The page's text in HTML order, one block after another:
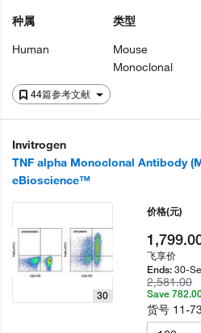
44篇参考文献
种属
Human
类型
Mouse
Monoclonal
Invitrogen
TNF alpha Monoclonal Antibody
eBioscience™
30
价格(元)
飞享价
Ends:30-
2,581.00
Save
货号 11-